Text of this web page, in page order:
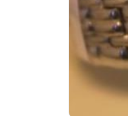
太
沈
乌
哈